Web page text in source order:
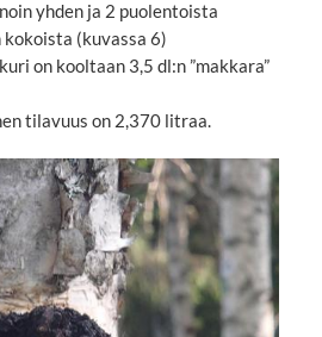
yhden ja 2 puolentoista
(kuvassa 6)
on kooltaan 3,5 dl:n ”makkara”
tilavuus on 2,370 litraa.